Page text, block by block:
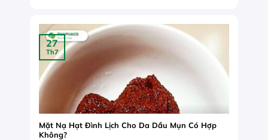
Mặt Nạ Hạt Đình Lịch Cho Da Dầu Mụn Có Hợp
Không?
27
Th7